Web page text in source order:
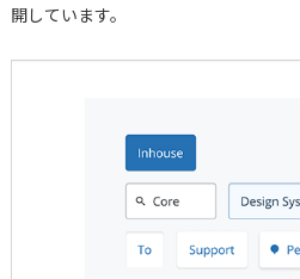
開しています。